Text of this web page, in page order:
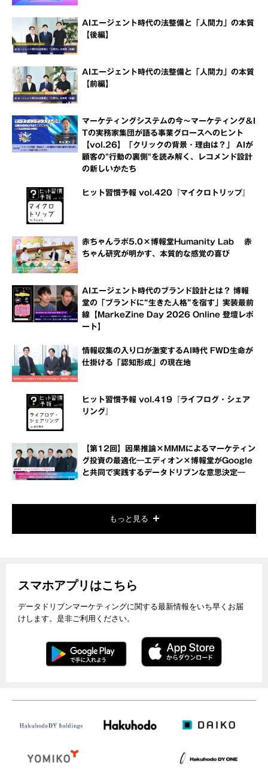
AIエージェント時代の法整備と「人間力」の本質
【後編】
AIエージェント時代の法整備と「人間力」の本質
【前編】
マーケティングシステムの今～マーケティング＆I
Tの実務家集団が語る事業グロースへのヒント
【vol.26】「クリックの背景・理由は？」 AIが
顧客の"行動の裏側"を読み解く、レコメンド設計
の新しいかたち
ヒット習慣予報 vol.420『マイクロトリップ』
赤ちゃんラボ5.0×博報堂Humanity Lab 赤
ちゃん研究が明かす、本質的な感覚の喜び
AIエージェント時代のブランド設計とは？ 博報
堂の「ブランドに“生きた人格”を宿す」実装最前
線【MarkeZine Day 2026 Online 登壇レポ
ート】
情報収集の入り口が激変するAI時代 FWD生命が
仕掛ける「認知形成」の現在地
ヒット習慣予報 vol.419『ライフログ・シェア
リング』
【第12回】因果推論×MMMによるマーケティン
グ投資の最適化―エディオン×博報堂がGoogle
と共同で実践するデータドリブンな意思決定―
もっと見る
スマホアプリはこちら
データドリブンマーケティングに関する最新情報をいち早くお届
けします。是非ご利用ください。